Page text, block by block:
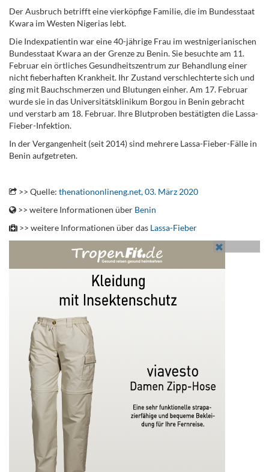
Der Ausbruch betrifft eine vierköpfige Familie, die im Bundesstaat
Kwara im Westen Nigerias lebt.
Die Indexpatientin war eine 40-jährige Frau im westnigerianischen
Bundesstaat Kwara an der Grenze zu Benin. Sie besuchte am 11.
Februar ein örtliches Gesundheitszentrum zur Behandlung einer
nicht fieberhaften Krankheit. Ihr Zustand verschlechterte sich und
ging mit Bauchschmerzen und Blutungen einher. Am 17. Februar
wurde sie in das Universitätsklinikum Borgou in Benin gebracht
und verstarb am 18. Februar. Ihre Blutproben bestätigten die Lassa-
Fieber-Infektion.
In der Vergangenheit (seit 2014) sind mehrere Lassa-Fieber-Fälle in
Benin aufgetreten.
>> Quelle: thenationonlineng.net, 03. März 2020
>> weitere Informationen über Benin
>> weitere Informationen über das Lassa-Fieber